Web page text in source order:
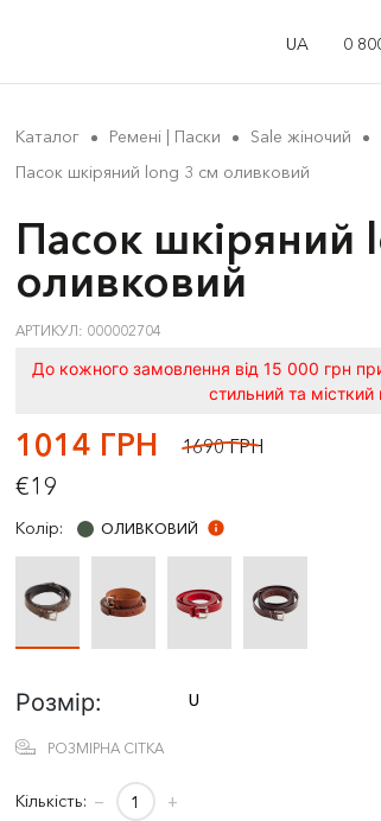
UA 0
Каталог Ремені | Паски Sale жіночий
Пасок шкіряний long 3 см оливковий
Пасок шкіряний
оливковий
АРТИКУЛ: 000002704
До кожного замовлення від 15 000 грн
стильний та
1014 ГРН 1690 ГРН
€19
Колір: ОЛИВКОВИЙ
Розмір: U
РОЗМІРНА СІТКА
Кількість: − +